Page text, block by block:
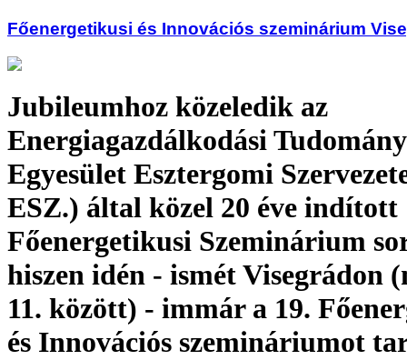
Főenergetikusi és Innovációs szeminárium
Jubileumhoz közeledik az
Energiagazdálkodási
Egyesület Esztergomi
ESZ.) által közel 20 éve indított
Főenergetikusi Szeminárium
hiszen idén - ismét Visegrádon
11. között) - immár a 19.
és Innovációs szemináriumot